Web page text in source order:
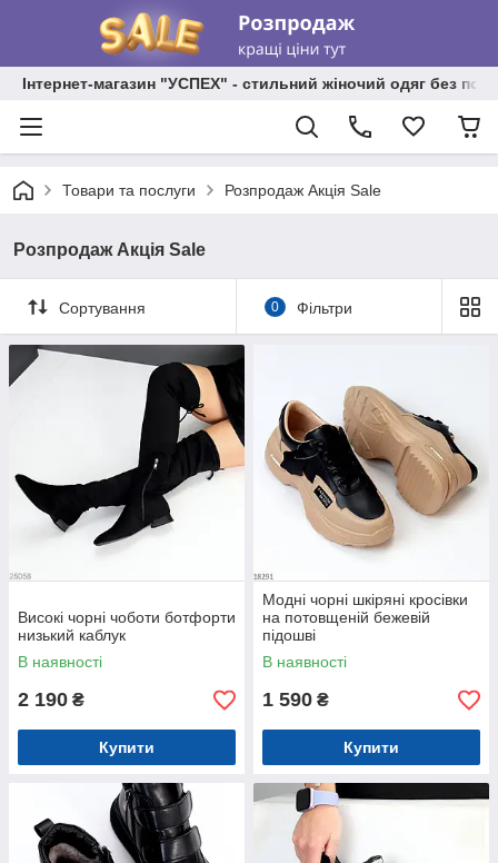
Інтернет-магазин "УСПЕХ" - стильний жіночий одяг без
Товари та послуги Розпродаж Акція Sale
Розпродаж Акція Sale
Сортування 0 Фільтри
Високі чорні чоботи ботфорти
низький каблук
В наявності
2 190 ₴
Купити
Модні чорні шкіряні кросівки
на потовщеній бежевій
підошві
В наявності
1 590 ₴
Купити